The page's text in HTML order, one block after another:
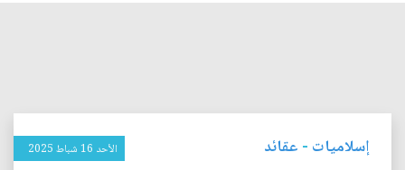
إسلاميات - عقائد الأحد 16 شباط 2025